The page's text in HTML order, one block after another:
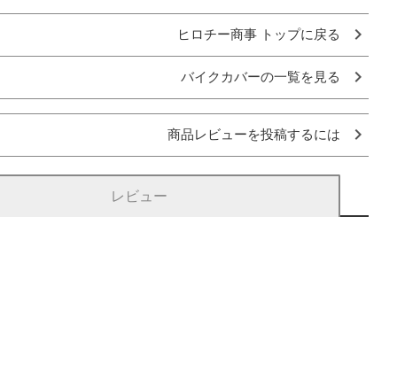
ヒロチー商事 トップに戻る
バイクカバーの一覧を見る
商品レビューを投稿するには
レビュー